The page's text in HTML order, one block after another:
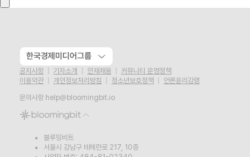
한국경제미디어그룹
공지사항 기자소개 인재채용
커뮤니티 운영정책
이용약관
개인정보처리방침 청소년보호정책
언론윤리강령
문의사항 help@bloomingbit.io
블루밍비트
서울시 강남구 테헤란로 217, 10층